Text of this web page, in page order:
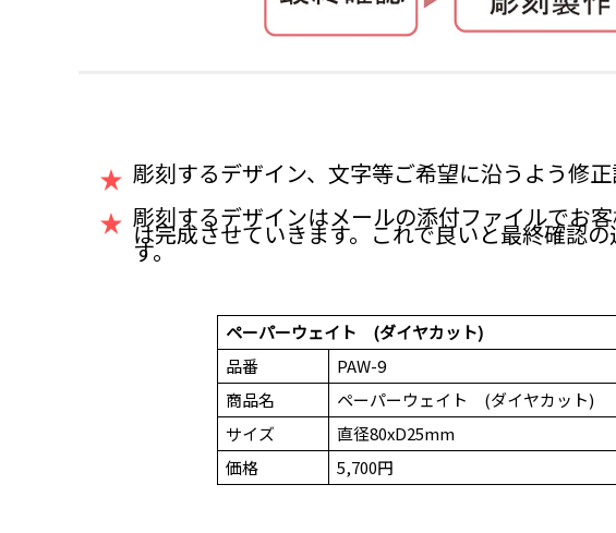
彫刻するデザイン、文字等ご希望に沿うよう修正
彫刻するデザインはメールの添付ファイルでお
は完成させていきます。これで良いと最終確認
す。
ペーパーウェイト (ダイヤカット)
品番
PAW-9
商品名
ペーパーウェイト (ダイヤカット)
サイズ
直径80xD25mm
価格
5,700円